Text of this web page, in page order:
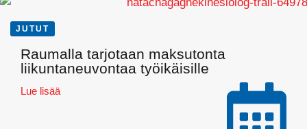
Pinterest
JUTUT
Raumalla tarjotaan maksutonta
liikuntaneuvontaa työikäisille
Lue lisää